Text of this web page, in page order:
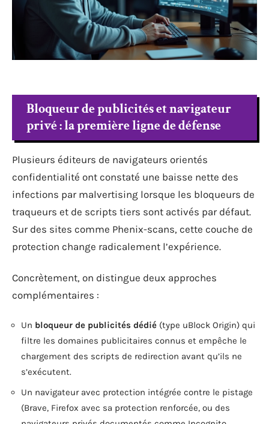
Bloqueur de publicités et navigateur
privé : la première ligne de défense
Plusieurs éditeurs de navigateurs orientés
confidentialité ont constaté une baisse nette des
infections par malvertising lorsque les bloqueurs de
traqueurs et de scripts tiers sont activés par défaut.
Sur des sites comme Phenix-scans, cette couche de
protection change radicalement l’expérience.
Concrètement, on distingue deux approches
complémentaires :
Un bloqueur de publicités dédié (type uBlock Origin) qui
filtre les domaines publicitaires connus et empêche le
chargement des scripts de redirection avant qu’ils ne
s’exécutent.
Un navigateur avec protection intégrée contre le pistage
(Brave, Firefox avec sa protection renforcée, ou des